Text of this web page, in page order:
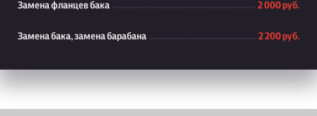
Замена фланцев бака 2 000 руб.
Замена бака, замена барабана 2 200 руб.